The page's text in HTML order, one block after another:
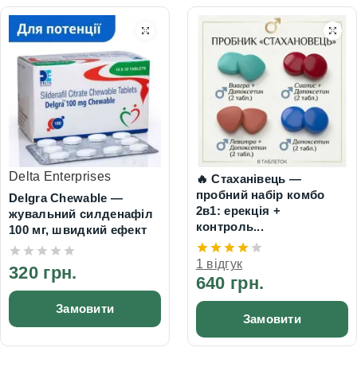
Delta Enterprises
Delgra Chewable —
жувальний силденафіл
100 мг, швидкий ефект
320 грн.
Замовити
🔥 Стаханівець —
пробний набір комбо
2в1: ерекція +
контроль...
1 відгук
640 грн.
Замовити